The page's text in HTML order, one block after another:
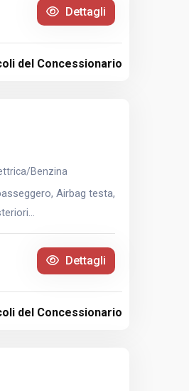
Dettagli
del Concessionario
Benzina
Airbag testa,
Dettagli
del Concessionario